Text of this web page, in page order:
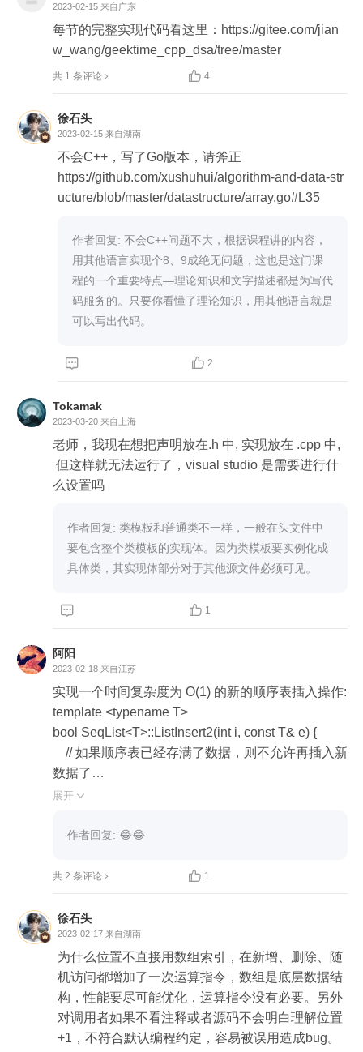
2023-02-15 来自广东
每节的完整实现代码看这里：https://gitee.com/jian
w_wang/geektime_cpp_dsa/tree/master
共 1 条评论  4
徐石头
2023-02-15 来自湖南
不会C++，写了Go版本，请斧正
https://github.com/xushuhui/algorithm-and-data-str
ucture/blob/master/datastructure/array.go#L35
作者回复: 不会C++问题不大，根据课程讲的内容，
用其他语言实现个8、9成绝无问题，这也是这门课
程的一个重要特点—理论知识和文字描述都是为写代
码服务的。只要你看懂了理论知识，用其他语言就是
可以写出代码。
  2
Tokamak
2023-03-20 来自上海
老师，我现在想把声明放在.h 中, 实现放在 .cpp 中,
但这样就无法运行了，visual studio 是需要进行什
么设置吗
作者回复: 类模板和普通类不一样，一般在头文件中
要包含整个类模板的实现体。因为类模板要实例化成
具体类，其实现体部分对于其他源文件必须可见。
  1
阿阳
2023-02-18 来自江苏
实现一个时间复杂度为 O(1) 的新的顺序表插入操作:
template <typename T>
bool SeqList<T>::ListInsert2(int i, const T& e) {
    // 如果顺序表已经存满了数据，则不允许再插入新
数据了
    if (m_length >= m_maxsize) {
了！" << endl;
    }
    // 判断插入位置i是否合法，i的合法值应该是1到m
_length+1之间
    if (i < 1 || i >(m_length + 1)) {
        cout << "元素" << e << "插入位置" << i << "不合
法，合法的位置是1到" << m_length + 1 << "之间！"
<< endl;
        return false;
展开 
作者回复: 😂😂
共 2 条评论  1
徐石头
2023-02-17 来自湖南
为什么位置不直接用数组索引，在新增、删除、随
机访问都增加了一次运算指令，数组是底层数据结
构，性能要尽可能优化，运算指令没有必要。另外
对调用者如果不看注释或者源码不会明白理解位置
+1，不符合默认编程约定，容易被误用造成bug。